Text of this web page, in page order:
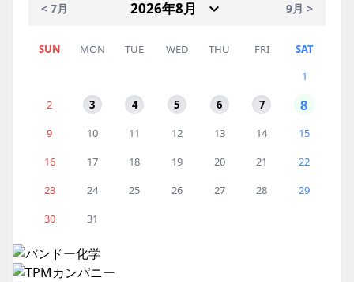
< 7月 9月 >
SUN MON TUE WED THU FRI
SAT
1
2
3 4 5 6 7 8
9 10 11 12 13 14
15
16
17 18 19 20 21
22
23
24 25 26 27 28
29
30
31